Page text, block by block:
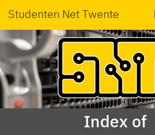
Studenten Net Twente
Index of